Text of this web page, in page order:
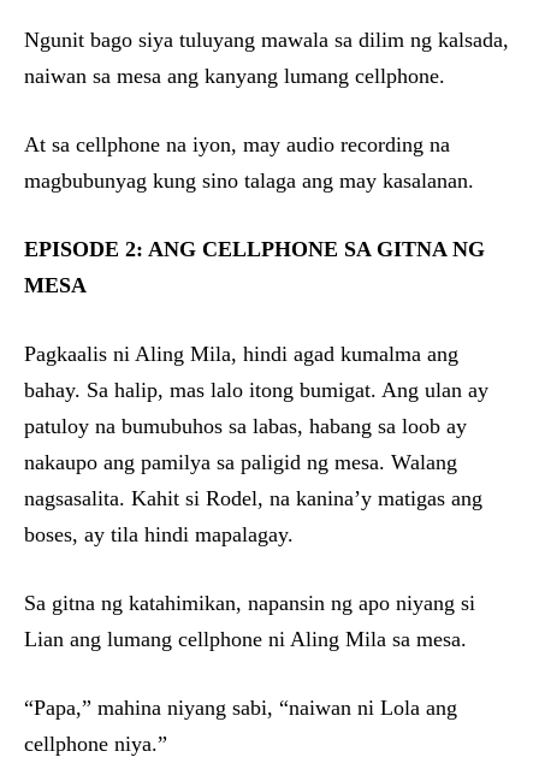
Ngunit bago siya tuluyang mawala sa dilim ng kalsada,
naiwan sa mesa ang kanyang lumang cellphone.
At sa cellphone na iyon, may audio recording na
magbubunyag kung sino talaga ang may kasalanan.
EPISODE 2: ANG CELLPHONE SA GITNA NG
MESA
Pagkaalis ni Aling Mila, hindi agad kumalma ang
bahay. Sa halip, mas lalo itong bumigat. Ang ulan ay
patuloy na bumubuhos sa labas, habang sa loob ay
nakaupo ang pamilya sa paligid ng mesa. Walang
nagsasalita. Kahit si Rodel, na kanina’y matigas ang
boses, ay tila hindi mapalagay.
Sa gitna ng katahimikan, napansin ng apo niyang si
Lian ang lumang cellphone ni Aling Mila sa mesa.
“Papa,” mahina niyang sabi, “naiwan ni Lola ang
cellphone niya.”